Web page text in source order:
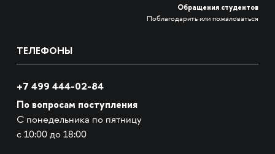
Обращения студентов
Поблагодарить или пожаловаться
ТЕЛЕФОНЫ
+7 499 444-02-84
По вопросам поступления
С понедельника по пятницу
с 10:00 до 18:00